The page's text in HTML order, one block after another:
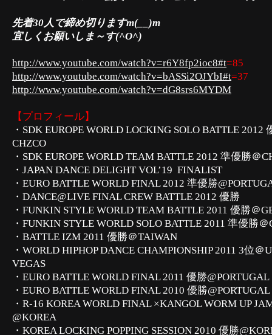
先着30人で締め切りますm(__)m
宜しくお願いしま～す(^O^)
http://www.youtube.com/watch?v=r6Y8fp2ioc8#t=85
http://www.youtube.com/watch?v=bASSi2OJYbI#t=37
http://www.youtube.com/watch?v=dG8srs6MYDM
【 プロフィール】
・SDK EUROPE WORLD LOCKING SOLO BATTLE 2012
CHZCO
・SDK EUROPE WORLD TEAM BATTLE 2012 準優勝＠
・JAPAN DANCE DELIGHT VOL’19 FINALIST
・EURO BATTLE WORLD FINAL 2012 準優勝
・DANCE@LIVE FINAL CREW BATTLE 2012 優勝
・FUNKIN STYLE WORLD TEAM BATTLE 2011 優勝＠
・FUNKIN STYLE WORLD SOLO BATTLE 2011 準優勝
・BATTLE IZM 2011 優勝＠TAIWAN
・WORLD HIPHOP DANCE CHAMPIONSHIP 2011 3位＠
VEGAS
・EURO BATTLE WORLD FINAL 2011 優勝@PORTUGAL
・EURO BATTLE WORLD FINAL 2010 優勝@PORTUGAL
・R-16 KOREA WORLD FINAL ×KANGOL WORM UP
@KOREA
・KOREA LOCKING POPPING SESSION 2010 優勝